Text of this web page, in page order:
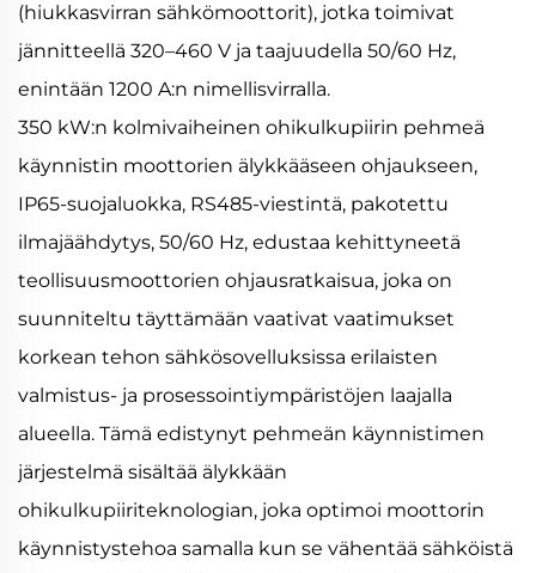
(hiukkasvirran sähkömoottorit), jotka toimivat
jännitteellä 320–460 V ja taajuudella 50/60 Hz,
enintään 1200 A:n nimellisvirralla.
350 kW:n kolmivaiheinen ohikulkupiirin pehmeä
käynnistin moottorien älykkääseen ohjaukseen,
IP65-suojaluokka, RS485-viestintä, pakotettu
ilmajäähdytys, 50/60 Hz, edustaa kehittyneetä
teollisuusmoottorien ohjausratkaisua, joka on
suunniteltu täyttämään vaativat vaatimukset
korkean tehon sähkösovelluksissa erilaisten
valmistus- ja prosessointiympäristöjen laajalla
alueella. Tämä edistynyt pehmeän käynnistimen
järjestelmä sisältää älykkään
ohikulkupiiriteknologian, joka optimoi moottorin
käynnistystehoa samalla kun se vähentää sähköistä